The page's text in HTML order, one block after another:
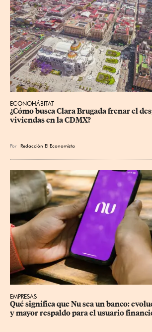
ECONOHÁBITAT
¿Cómo busca Clara Brugada frenar el
viviendas en la CDMX?
Por Redacción El Economista
EMPRESAS
Qué significa que Nu sea un banco:
y mayor respaldo para el usuario